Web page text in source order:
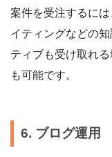
案件を受注するに
イティングなどの
ティブも受け取れ
も可能です。
6. ブログ運用